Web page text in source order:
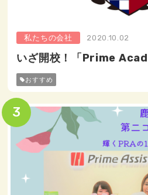
私たちの会社 2020.10.02
いざ開校！「Prime
おすすめ